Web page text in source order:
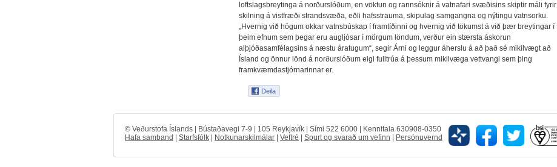
loftslagsbreytinga á norðurslóðum, en vöktun og rannsóknir á vatnafari svæðisins skiptir máli fyrir
skilning á vistfræði strandsvæða, eðli hafsstrauma, skipulag samgangna og nýtingu vatnsorku.
„Hvernig við högum okkar vatnsbúskap í framtíðinni og hvernig við tökumst á við þær breytingar í
þeim efnum sem þegar eru augljósar í mörgum löndum, verður ein stærsta áskorun
alþjóðasamfélagsins á næstu áratugum“, segir Árni og leggur áherslu á að það sé mikilvægt að
Ísland og önnur lönd á norðurslóðum eigi fulltrúa á þessum mikilvæga vettvangi sem þing
framkvæmdastjórnarinnar er.
© Veðurstofa Íslands | Bústaðavegi 7-9 | 105 Reykjavík | Sími 522 6000 | Kennitala 630908-0350
Hafa samband
Starfsfólk Notkunarskilmálar Veftré Spurt og svarað um vefinn Persónuvernd